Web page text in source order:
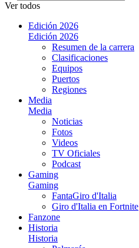
Ver todos
Edición 2026
Edición 2026
Resumen de la carrera
Clasificaciones
Equipos
Puertos
Regiones
Media
Media
Noticias
Fotos
Videos
TV Oficiales
Podcast
Gaming
Gaming
FantaGiro d'Italia
Giro d'Italia en Fortnite
Fanzone
Historia
Historia